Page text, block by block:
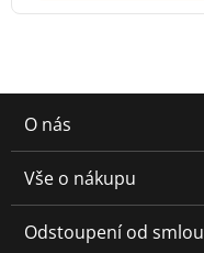
O nás
Vše o nákupu
Odstoupení od